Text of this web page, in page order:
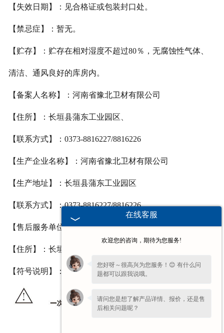
【失效日期】：见合格证或包装封口处。
【禁忌症】：暂无。
【贮存】：贮存在相对湿度不超过80％，无腐蚀性气体、
清洁、通风良好的库房内。
【备案人名称】：河南省豫北卫材有限公司
【住所】：长垣县蒲东工业园区、
【联系方式】：0373-8816227/8816226
【生产企业名称】：河南省豫北卫材有限公司
【生产地址】：长垣县蒲东工业园区
【联系方式】：0373-8816227/8816226
【售后服务单位】：河南省豫北卫材有限公司
【住所】：长垣县蒲东工业园区
【符号说明】：
在线客服
欢迎您的咨询，期待为您服务!
您好呀～很高兴为您服务！😊 有什么问
题都可以跟我说哦。
请问您是想了解产品详情、报价，还是售
后相关问题呢？